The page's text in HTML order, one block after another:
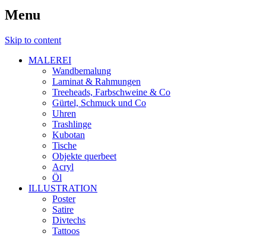
Menu
Skip to content
MALEREI
Wandbemalung
Laminat & Rahmungen
Treeheads, Farbschweine & Co
Gürtel, Schmuck und Co
Uhren
Trashlinge
Kubotan
Tische
Objekte querbeet
Acryl
Öl
ILLUSTRATION
Poster
Satire
Divtechs
Tattoos